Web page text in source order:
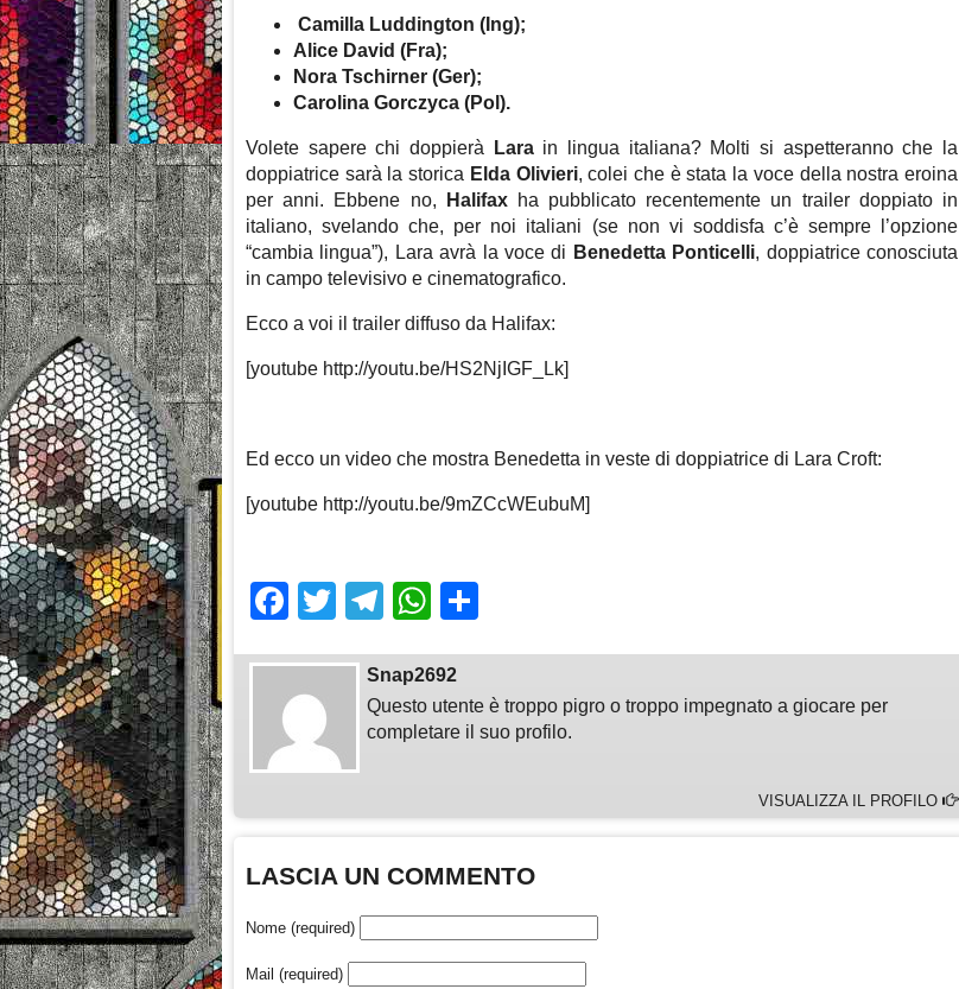
Camilla Luddington (Ing);
Alice David (Fra);
Nora Tschirner (Ger);
Carolina Gorczyca (Pol).
Volete sapere chi doppierà Larain lingua italiana? Molti si aspetteranno che la
doppiatrice sarà la storica Elda Olivieri, colei che è stata la voce della nostra eroina
per anni. Ebbene no,
Halifaxha pubblicato recentemente un trailer doppiato in
italiano, svelando che, per noi italiani (se non vi soddisfa c’è sempre l’opzione
“cambia lingua”), Lara avrà la voce di Benedetta Ponticelli, doppiatrice conosciuta
in campo televisivo e cinematografico.
Ecco a voi il trailer diffuso da Halifax:
[youtube http://youtu.be/HS2NjIGF_Lk]
Ed ecco un video che mostra Benedetta in veste di doppiatrice di Lara Croft:
[youtube http://youtu.be/9mZCcWEubuM]
Facebook
TwitterTelegram
WhatsApp
Snap2692
Questo utente è troppo pigro o troppo impegnato a giocare per
completare il suo profilo.
VISUALIZZA IL PROFILO
LASCIA UN COMMENTO
Nome (required)
Mail (required)